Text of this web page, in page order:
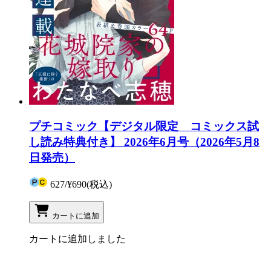
プチコミック【デジタル限定 コミックス試
し読み特典付き】 2026年6月号（2026年5月8
日発売）
627/¥690(税込)
カートに追加
カートに追加しました